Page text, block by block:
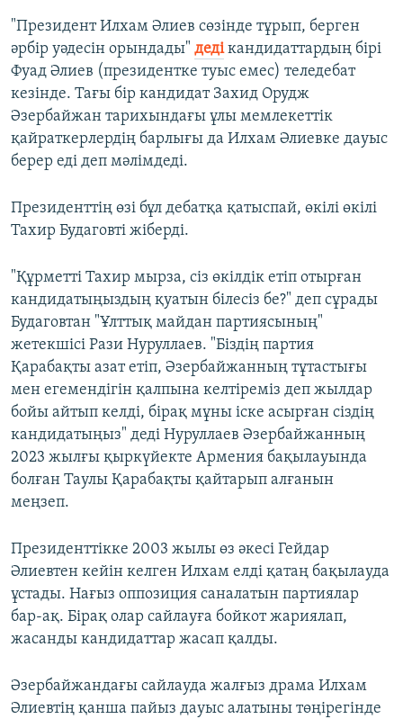
"Президент Илхам Әлиев сөзінде тұрып, берген
әрбір уәдесін орындады" дедікандидаттардың бірі
Фуад Әлиев (президентке туыс емес) теледебат
кезінде. Тағы бір кандидат Захид Орудж
Әзербайжан тарихындағы ұлы мемлекеттік
қайраткерлердің барлығы да Илхам Әлиевке дауыс
берер еді деп мәлімдеді.
Президенттің өзі бұл дебатқа қатыспай, өкілі өкілі
Тахир Будаговті жіберді.
"Құрметті Тахир мырза, сіз өкілдік етіп отырған
кандидатыңыздың қуатын білесіз бе?" деп сұрады
Будаговтан "Ұлттық майдан партиясының"
жетекшісі Рази Нуруллаев. "Біздің партия
Қарабақты азат етіп, Әзербайжанның тұтастығы
мен егемендігін қалпына келтіреміз деп жылдар
бойы айтып келді, бірақ мұны іске асырған сіздің
кандидатыңыз" деді Нуруллаев Әзербайжанның
2023 жылғы қыркүйекте Армения бақылауында
болған Таулы Қарабақты қайтарып алғанын
меңзеп.
Президенттікке 2003 жылы өз әкесі Гейдар
Әлиевтен кейін келген Илхам елді қатаң бақылауда
ұстады. Нағыз оппозиция саналатын партиялар
бар-ақ. Бірақ олар сайлауға бойкот жариялап,
жасанды кандидаттар жасап қалды.
Әзербайжандағы сайлауда жалғыз драма Илхам
Әлиевтің қанша пайыз дауыс алатыны төңірегінде